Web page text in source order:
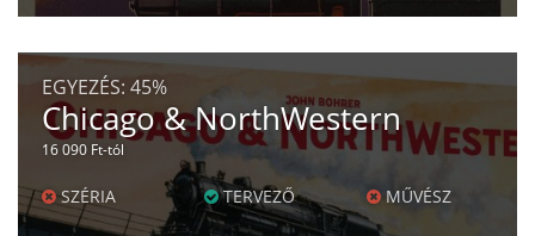
EGYEZÉS: 45%
Chicago & NorthWestern
16 090 Ft-tól
SZÉRIA TERVEZŐ MŰVÉSZ